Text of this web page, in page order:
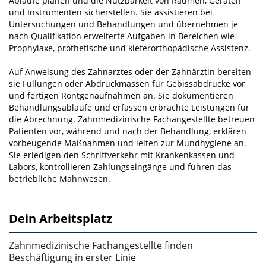
und Instrumenten sicherstellen. Sie assistieren bei
Untersuchungen und Behandlungen und übernehmen je
nach Qualifikation erwei­terte Aufgaben in Bereichen wie
Prophylaxe, prothetische und kieferorthopädische Assistenz.
Auf An­weisung des Zahnarztes oder der Zahnärztin bereiten
sie Füllungen oder Abdruckmassen für Gebiss­abdrücke vor
und fertigen Röntgenaufnahmen an. Sie dokumentieren
Behandlungsabläufe und erfas­sen erbrachte Leistungen für
die Abrechnung. Zahnmedizinische Fachangestellte betreuen
Patienten vor, während und nach der Behandlung, erklären
vorbeugende Maßnahmen und leiten zur Mundhygi­ene an.
Sie erledigen den Schriftverkehr mit Krankenkassen und
Labors, kontrollieren Zahlungsein­gänge und führen das
betriebliche Mahnwesen.
Dein Arbeitsplatz
Zahnmedizinische Fachangestellte finden
Beschäftigung in erster Linie